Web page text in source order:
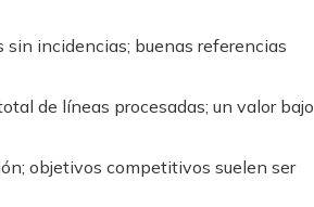
incidencias; buenas referencias
de líneas procesadas; un valor bajo
objetivos competitivos suelen ser